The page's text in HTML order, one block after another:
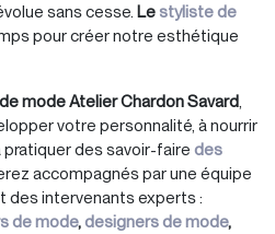
sans cesse. Le styliste de
pour créer notre esthétique
mode Atelier Chardon Savard,
votre personnalité, à nourrir
des savoir-faire des
accompagnés par une équipe
des intervenants experts :
de mode, designers de mode,